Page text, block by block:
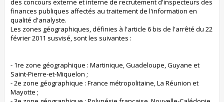
des concours externe et interne de recrutement d'inspecteurs des
finances publiques affectés au traitement de l'information en
qualité d'analyste.
Les zones géographiques, définies à l'article 6 bis de l'arrêté du 22
février 2011 susvisé, sont les suivantes :
- 1re zone géographique : Martinique, Guadeloupe, Guyane et
Saint-Pierre-et-Miquelon ;
- 2e zone géographique : France métropolitaine, La Réunion et
Mayotte ;